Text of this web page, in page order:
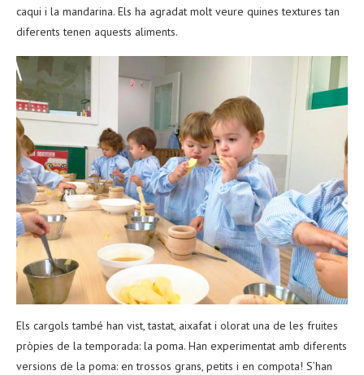
caqui i la mandarina. Els ha agradat molt veure quines textures tan
diferents tenen aquests aliments.
Els cargols també han vist, tastat, aixafat i olorat una de les fruites
pròpies de la temporada: la poma. Han experimentat amb diferents
versions de la poma: en trossos grans, petits i en compota! S’han